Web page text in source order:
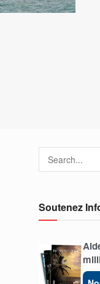
Soutenez